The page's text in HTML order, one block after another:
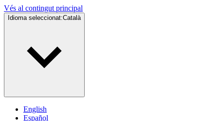
Vés al contingut principal
Idioma seleccionat:Català
English
Español